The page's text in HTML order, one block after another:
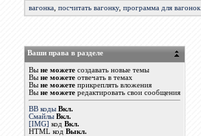
вагонка, посчитать вагонку, программа для вагонок
Ваши права в разделе
Вы не можетесоздавать новые темы
Вы не можетеотвечать в темах
Вы не можетеприкреплять вложения
Вы не можетередактировать свои сообщения
BB коды Вкл.
Смайлы Вкл.
[IMG] код Вкл.
HTML код Выкл.